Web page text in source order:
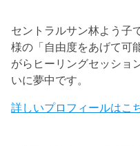
セントラルサン林よう子
様の「自由度をあげて可
がらヒーリングセッショ
いに夢中です。
詳しいプロフィールはこ